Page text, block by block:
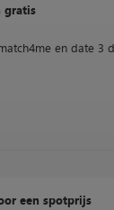
gratis
en date 3
een spotprijs